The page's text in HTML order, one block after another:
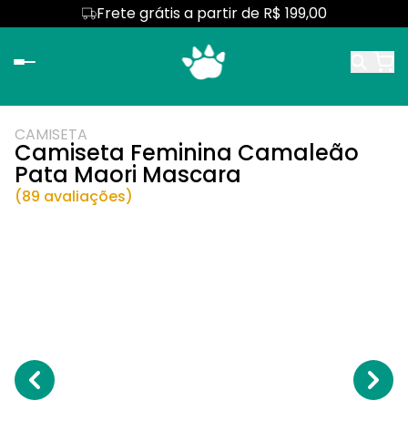
Frete grátis a partir de R$ 199,00
CAMISETA
Camiseta Feminina Camaleão
Pata Maori Mascara
(89 avaliações)